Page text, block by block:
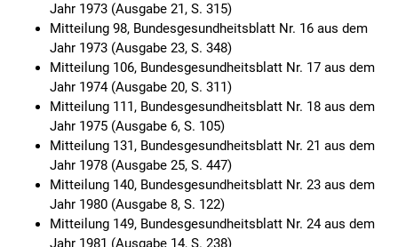
Jahr 1973 (Ausgabe 21, S. 315)
Mitteilung 98, Bundesgesundheitsblatt Nr. 16 aus dem
Jahr 1973 (Ausgabe 23, S. 348)
Mitteilung 106, Bundesgesundheitsblatt Nr. 17 aus dem
Jahr 1974 (Ausgabe 20, S. 311)
Mitteilung 111, Bundesgesundheitsblatt Nr. 18 aus dem
Jahr 1975 (Ausgabe 6, S. 105)
Mitteilung 131, Bundesgesundheitsblatt Nr. 21 aus dem
Jahr 1978 (Ausgabe 25, S. 447)
Mitteilung 140, Bundesgesundheitsblatt Nr. 23 aus dem
Jahr 1980 (Ausgabe 8, S. 122)
Mitteilung 149, Bundesgesundheitsblatt Nr. 24 aus dem
Jahr 1981 (Ausgabe 14, S. 238)